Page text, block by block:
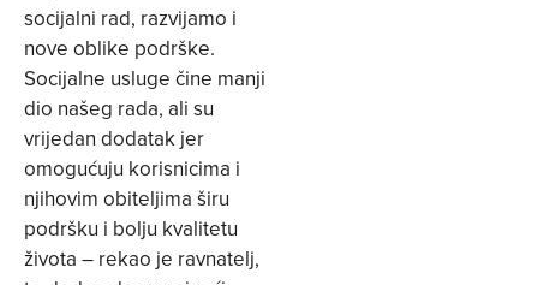
socijalni rad, razvijamo i
nove oblike podrške.
Socijalne usluge čine manji
dio našeg rada, ali su
vrijedan dodatak jer
omogućuju korisnicima i
njihovim obiteljima širu
podršku i bolju kvalitetu
života – rekao je ravnatelj,